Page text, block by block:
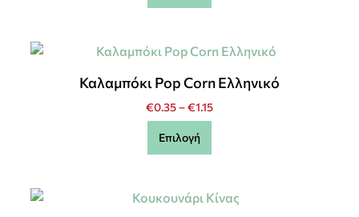
Καλαμπόκι Pop Corn Ελληνικό
€0.35–€1.15
Επιλογή